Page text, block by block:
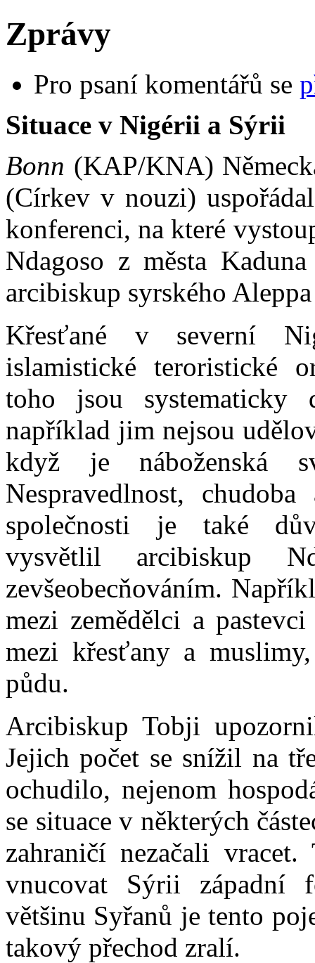
Zprávy
Pro psaní komentářů se
Situace v Nigérii a Sýrii
Bonn (KAP/KNA)
(Církev v nouzi)
konferenci, na které
Ndagoso z města
arcibiskup syrského
Křesťané v severní
islamistické teroristické
toho jsou systematicky
například jim nejsou
když je náboženská
Nespravedlnost,
společnosti je také
vysvětlil arcibiskup
zevšeobecňováním.
mezi zemědělci a
mezi křesťany a
půdu.
Arcibiskup Tobji
Jejich počet se snížil na
ochudilo, nejenom
se situace v některých
zahraničí nezačali
vnucovat Sýrii západní
většinu Syřanů je tento
takový přechod zralí.